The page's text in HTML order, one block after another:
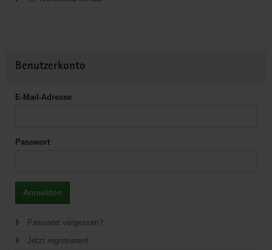
Benutzerkonto
E-Mail-Adresse
Passwort
Anmelden
Passwort vergessen?
Jetzt registrieren!